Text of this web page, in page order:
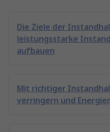
Die Ziele der
leistungsstarke
aufbauen
Mit richtiger
verringern und